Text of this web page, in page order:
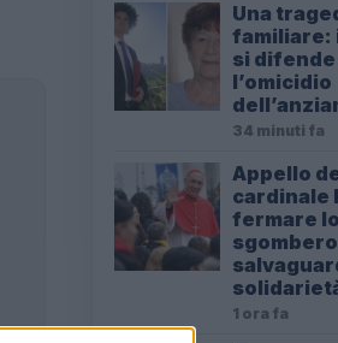
Una
familiare:
si difende
l’omicidio
34 minuti fa
Appello
cardinale
fermare lo
1 ora fa